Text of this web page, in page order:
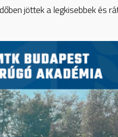
jöttek a legkisebbek és